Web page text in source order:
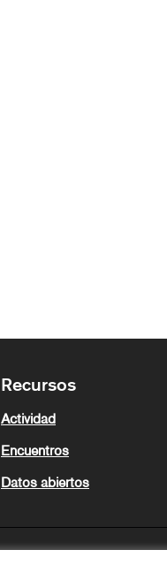
Recursos
Actividad
Encuentros
Datos abiertos